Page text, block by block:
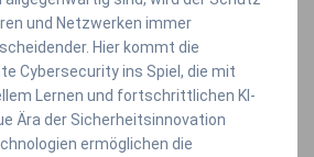
und Netzwerken immer
Hier kommt die
Cybersecurity ins Spiel, die mit
Lernen und fortschrittlichen KI-
Ära der Sicherheitsinnovation
ermöglichen die